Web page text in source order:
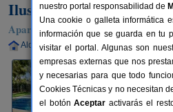
Ilusion
Apartamentos Rurales en Olocau
Alquiler completo 10-20 plazas
nuestro portal responsabilidad de
Una cookie o galleta informática
información que se guarda en tu
visitar el portal. Algunas son
empresas externas que nos
y necesarias para que todo
Cookies Técnicas y no necesitan
el botónAceptar activarás el